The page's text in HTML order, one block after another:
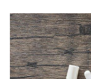
- アンケート調査
- クイックリサーチ
自主企画調査
お客様の声
Health & Food
Pharmaceuticals &
Chemical & Life
Topics ／ トピック
ALL
お知らせ
新刊情報
Recruit ／ 採用情
採用TOP